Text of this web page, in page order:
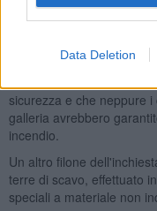
Data Deletion
Le indagini portarono
carabinieri dei Ros, le
scoprirono che l'enorme
sicurezza e che neppure
galleria avrebbero
incendio.
Un altro filone
terre di scavo, effettuato
speciali a materiale non